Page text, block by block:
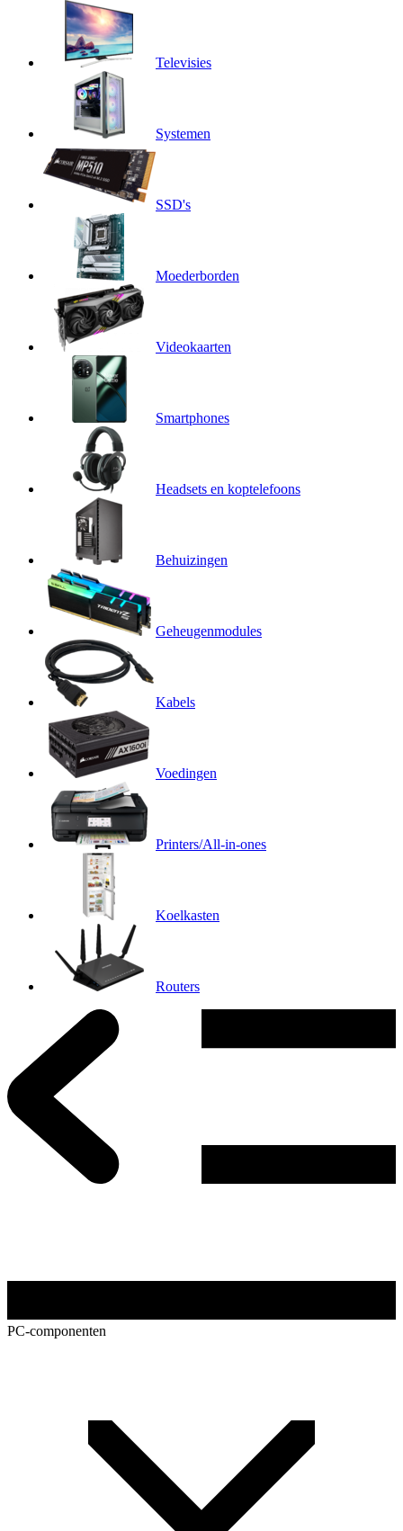
Televisies
Systemen
SSD's
Moederborden
Videokaarten
Smartphones
Headsets en koptelefoons
Behuizingen
Geheugenmodules
Kabels
Voedingen
Printers/All-in-ones
Koelkasten
Routers
PC-componenten